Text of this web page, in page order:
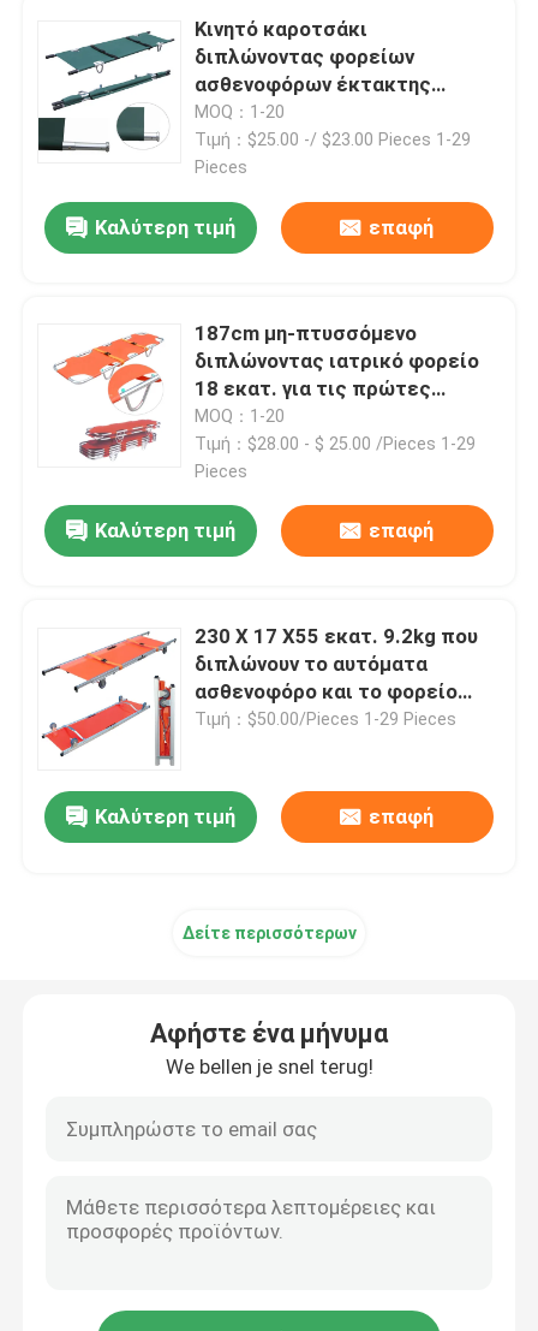
Ηλεκτρικά κρεβάτια εξέτασης
Χειρουργικός λειτουργών πίνακας
Μαιευτικό κρεβάτι
Καροτσάκι ιατρικού εξοπλισμού
Κινητό φορείο έκτακτης ανάγκης
Ιατρικά έπιπλα νοσοκομείων
Κινητό καροτσάκι
διπλώνοντας φορείων
ασθενοφόρων έκτακτης
ανάγκης 214CM για Resuing
υπομονετικό 350lb
MOQ：1-20
Τιμή：$25.00 -/ $23.00 Pieces 1-29
Pieces
Καλύτερη τιμή επαφή
187cm μη-πτυσσόμενο
διπλώνοντας ιατρικό φορείο
18 εκατ. για τις πρώτες
βοήθειες
MOQ：1-20
Τιμή：$28.00 - $ 25.00 /Pieces 1-29
Pieces
Καλύτερη τιμή επαφή
230 X 17 X55 εκατ. 9.2kg που
διπλώνουν το αυτόματα
ασθενοφόρο και το φορείο
φόρτωσης για την υπομονετική
Τιμή：$50.00/Pieces 1-29 Pieces
Καλύτερη τιμή επαφή
Δείτε περισσότερων
Αφήστε ένα μήνυμα
We bellen je snel terug!